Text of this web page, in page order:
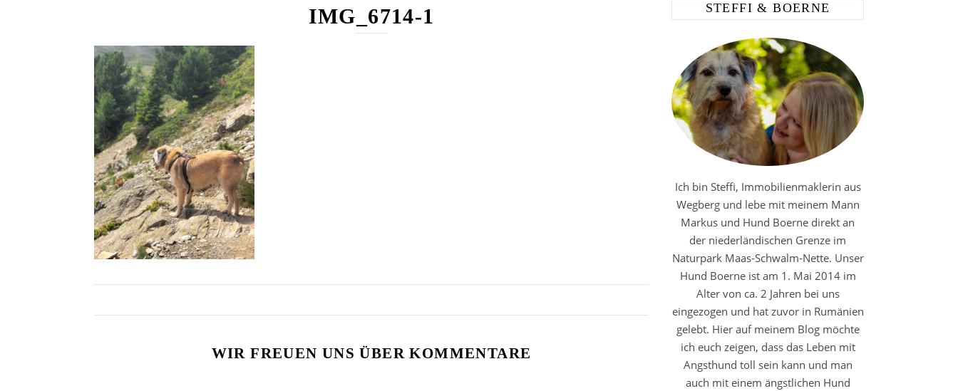
IMG_6714-1
WIR FREUEN UNS ÜBER KOMMENTARE
STEFFI & BOERNE
Ich bin Steffi, Immobilienmaklerin aus
Wegberg und lebe mit meinem Mann
Markus und Hund Boerne direkt an
der niederländischen Grenze im
Naturpark Maas-Schwalm-Nette. Unser
Hund Boerne ist am 1. Mai 2014 im
Alter von ca. 2 Jahren bei uns
eingezogen und hat zuvor in Rumänien
gelebt. Hier auf meinem Blog möchte
ich euch zeigen, dass das Leben mit
Angsthund toll sein kann und man
auch mit einem ängstlichen Hund